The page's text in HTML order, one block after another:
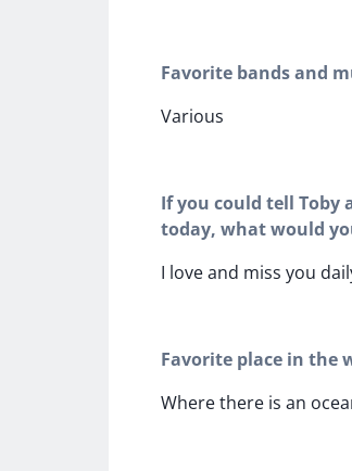
Favorite bands and
Various
If you could tell Toby
today, what would
I love and miss you
Favorite place in the
Where there is an